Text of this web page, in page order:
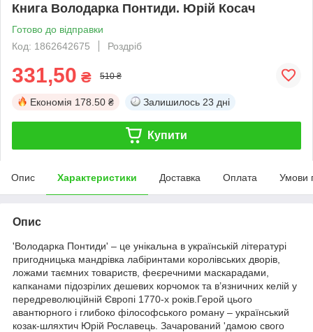
Книга Володарка Понтиди. Юрій Косач
Готово до відправки
Код: 1862642675
Роздріб
331,50 ₴ 510 ₴
Економія 178.50 ₴ Залишилось 23 дні
Купити
Опис Характеристики Доставка Оплата Умови
Опис
'Володарка Понтиди' – це унікальна в українській літературі
пригодницька мандрівка лабіринтами королівських дворів,
ложами таємних товариств, феєречними маскарадами,
капканами підозрілих дешевих корчомок та в’язничних келій у
передреволюційній Європі 1770-х років.Герой цього
авантюрного і глибоко філософського роману – український
козак-шляхтич Юрій Рославець. Зачарований 'дамою свого